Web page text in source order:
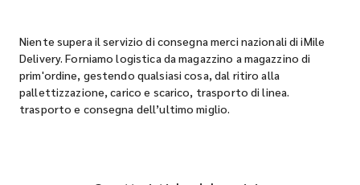
Niente supera il servizio di consegna merci nazionali di iMile
Delivery. Forniamo logistica da magazzino a magazzino di
prim'ordine, gestendo qualsiasi cosa, dal ritiro alla
pallettizzazione, carico e scarico, trasporto di linea.
trasporto e consegna dell’ultimo miglio.